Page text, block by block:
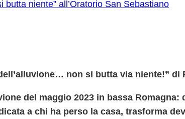
non si butta via niente!” di
del maggio 2023 in bassa
a chi ha perso la casa, trasforma